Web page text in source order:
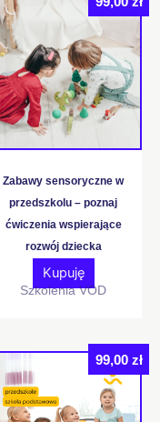
Zabawy sensoryczne w
przedszkolu – poznaj
ćwiczenia wspierające
rozwój dziecka
Kupuję
Szkolenia VOD
99,00 zł